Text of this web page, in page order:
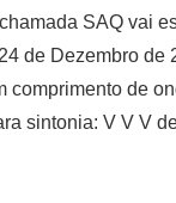
SAQ vai
de Dezembro de
de
sintonia: V V V